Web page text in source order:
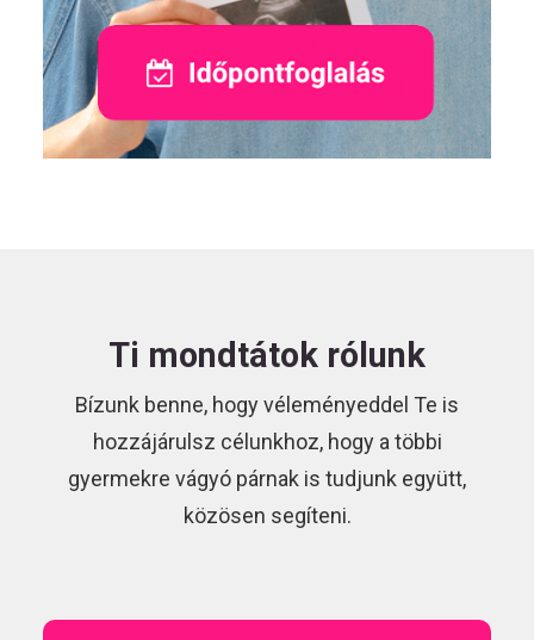
Ti mondtátok rólunk
Bízunk benne, hogy véleményeddel Te is
hozzájárulsz célunkhoz, hogy a többi
gyermekre vágyó párnak is tudjunk együtt,
közösen segíteni.